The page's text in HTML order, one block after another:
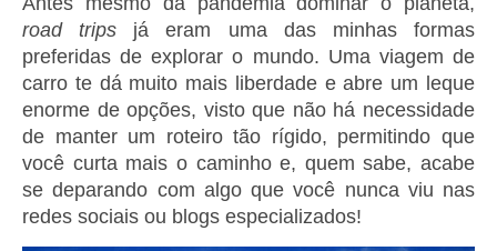
road trips já eram uma das minhas formas
preferidas de explorar o mundo. Uma viagem de
carro te dá muito mais liberdade e abre um leque
enorme de opções, visto que não há necessidade
de manter um roteiro tão rígido, permitindo que
você curta mais o caminho e, quem sabe, acabe
se deparando com algo que você nunca viu nas
redes sociais ou blogs especializados!